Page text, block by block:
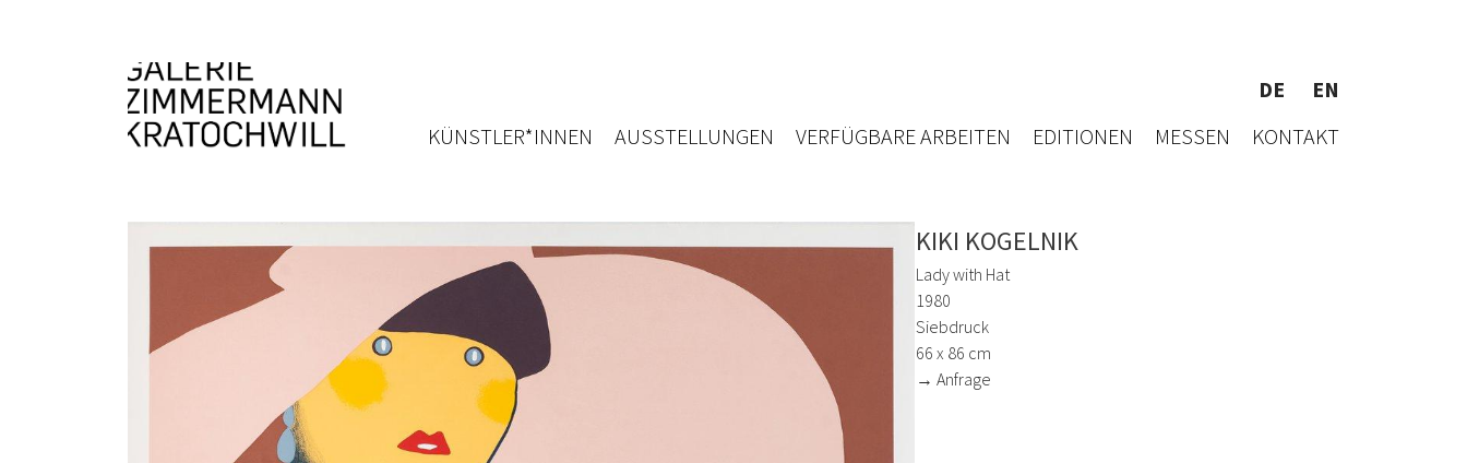
DE
EN
KÜNSTLER*INNEN
AUSSTELLUNGEN VERFÜGBARE ARBEITEN EDITIONEN MESSEN KONTAKT
KIKI KOGELNIK
Lady with Hat
1980
Siebdruck
66 x 86 cm
→ Anfrage